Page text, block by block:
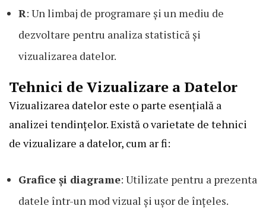
R: Un limbaj de programare și un mediu de
dezvoltare pentru analiza statistică și
vizualizarea datelor.
Tehnici de Vizualizare a Datelor
Vizualizarea datelor este o parte esențială a
analizei tendințelor. Există o varietate de tehnici
de vizualizare a datelor, cum ar fi:
Grafice și diagrame: Utilizate pentru a prezenta
datele într-un mod vizual și ușor de înțeles.